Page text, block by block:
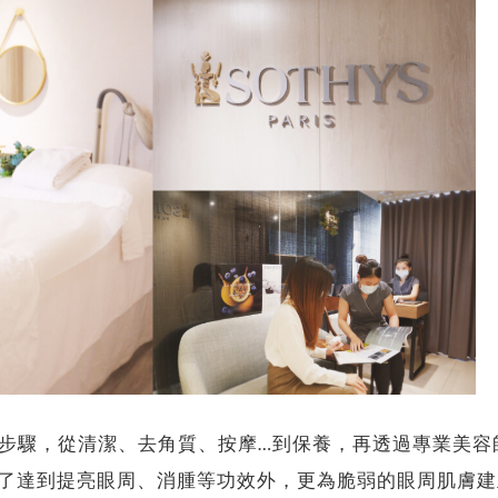
驟，從清潔、去角質、按摩…到保養，再透過專業美容
達到提亮眼周、消腫等功效外，更為脆弱的眼周肌膚